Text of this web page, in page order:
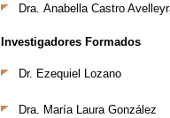
Dra. Anabella Castro
Investigadores Formados
Dr. Ezequiel Lozano
Dra. María Laura González